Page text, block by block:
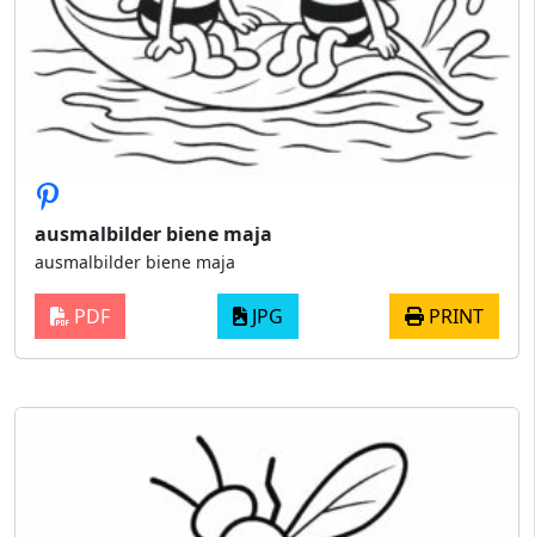
ausmalbilder biene maja
ausmalbilder biene maja
PDF JPG PRINT